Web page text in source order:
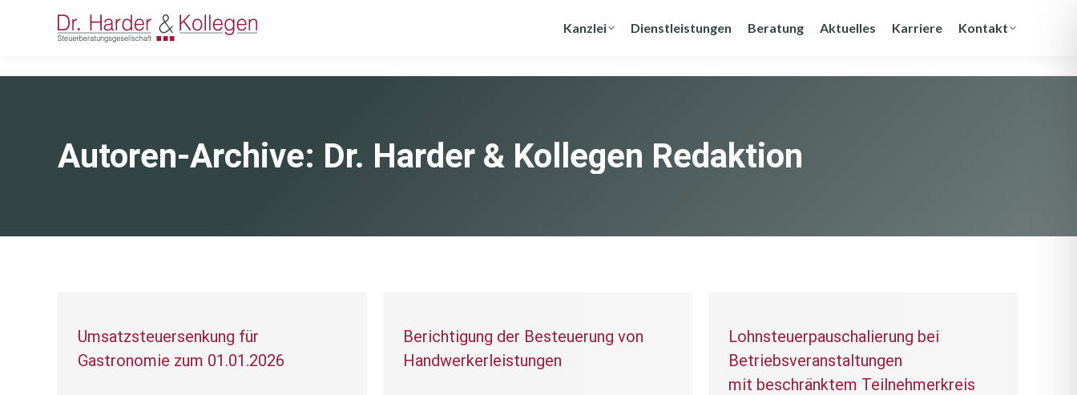
Kanzlei Dienstleistungen Beratung Aktuelles Karriere Kontakt
Autoren-Archive: Dr. Harder & Kollegen Redaktion
Umsatzsteuersenkung für
Gastronomie zum 01.01.2026
Berichtigung der Besteuerung von
Handwerkerleistungen
Lohnsteuerpauschalierung bei
Betriebsveranstaltungen
mit beschränktem Teilnehmerkreis